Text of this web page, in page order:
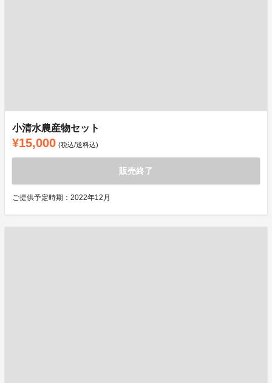
小清水農産物セット
¥15,000 (税込/送料込)
販売終了
ご提供予定時期：2022年12月